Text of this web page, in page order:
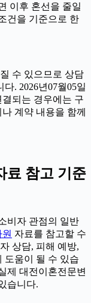
이후 혼선을 줄일
건을 기준으로 한
수 있으므로 상담
. 2026년07월05일
되는 경우에는 구
계약 내용을 함께
료 참고 기준
비자 관점의 일반
자료를 참고할 수
상담, 피해 예방,
도움이 될 수 있습
제 대전이혼전문변
습니다.